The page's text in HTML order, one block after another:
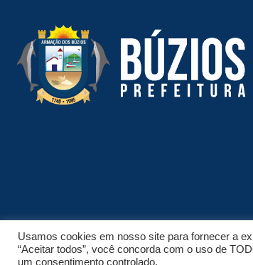
© 2026 NPI BRASIL. TODOS OS DIREITOS
Usamos cookies em nosso site para fornecer a
“Aceitar todos”, você concorda com o uso de
um consentimento controlado.